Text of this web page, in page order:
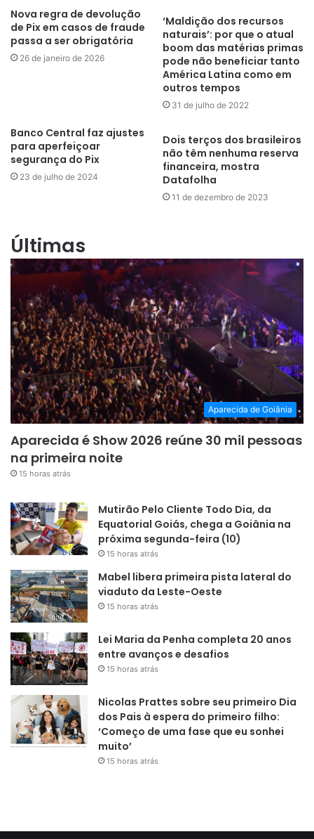
Nova regra de devolução
de Pix em casos de fraude
passa a ser obrigatória
26 de janeiro de 2026
‘Maldição dos recursos
naturais’: por que o atual
boom das matérias primas
pode não beneficiar tanto
América Latina como em
outros tempos
31 de julho de 2022
Banco Central faz ajustes
para aperfeiçoar
segurança do Pix
23 de julho de 2024
Dois terços dos brasileiros
não têm nenhuma reserva
financeira, mostra
Datafolha
11 de dezembro de 2023
Últimas
Aparecida de Goiânia
Aparecida é Show 2026 reúne 30 mil pessoas
na primeira noite
15 horas atrás
Mutirão Pelo Cliente Todo Dia, da
Equatorial Goiás, chega a Goiânia na
próxima segunda-feira (10)
15 horas atrás
Mabel libera primeira pista lateral do
viaduto da Leste-Oeste
15 horas atrás
Lei Maria da Penha completa 20 anos
entre avanços e desafios
15 horas atrás
Nicolas Prattes sobre seu primeiro Dia
dos Pais à espera do primeiro filho:
‘Começo de uma fase que eu sonhei
muito’
15 horas atrás